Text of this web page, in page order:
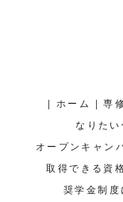
| ホーム |専
なりたい
オープンキャン
取得できる資
奨学金制度